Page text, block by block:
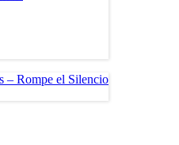
– Rompe el Silencio